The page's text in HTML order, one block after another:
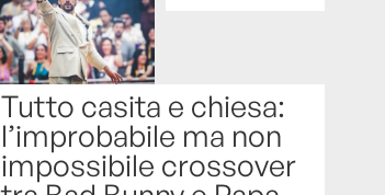
Tutto casita e chiesa:
l’improbabile ma non
impossibile crossover